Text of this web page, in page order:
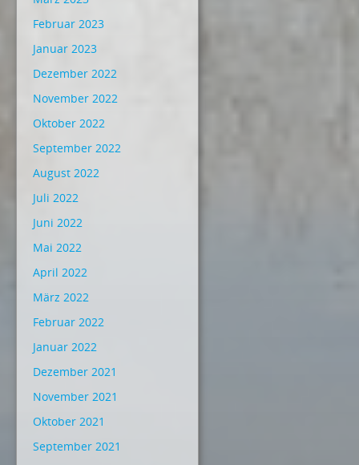
Februar 2023
Januar 2023
Dezember 2022
November 2022
Oktober 2022
September 2022
August 2022
Juli 2022
Juni 2022
Mai 2022
April 2022
März 2022
Februar 2022
Januar 2022
Dezember 2021
November 2021
Oktober 2021
September 2021